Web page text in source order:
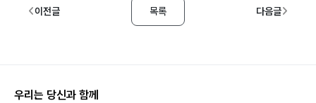
이전글 목록 다음글
우리는 당신과 함께